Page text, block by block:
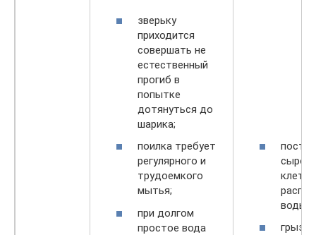
зверьку
приходится
совершать не
естественный
прогиб в
попытке
дотянуться до
шарика;
поилка требует
регулярного и
трудоемкого
мытья;
при долгом
простое вода
воды;